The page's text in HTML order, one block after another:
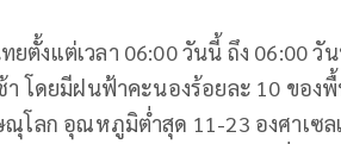
ตั้งแต่เวลา 06:00 วันนี้ ถึง 06:00 วั
โดยมีฝนฟ้าคะนองร้อยละ 10 ของ
โลก อุณหภูมิต่ำสุด 11-23 องศาเซ